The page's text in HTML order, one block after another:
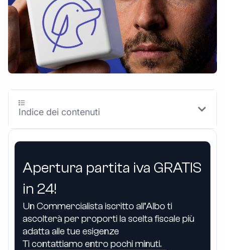
Apertura partita iva GRATIS
in 24!
Un Commercialista iscritto all’Albo ti
ascolterà per proporti la scelta fiscale più
adatta alle tue esigenze
Ti contattiamo entro pochi minuti.
Indice dei contenuti